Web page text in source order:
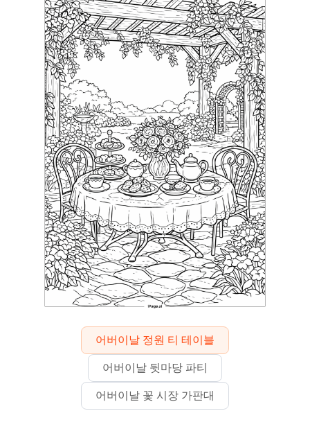
어버이날 정원 티 테이블
어버이날 뒷마당 파티
어버이날 꽃 시장 가판대